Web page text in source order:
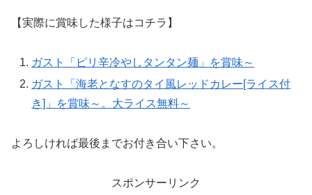
【実際に賞味した様子はコチラ】
ガスト「ピリ辛冷やしタンタン麺」を賞味～
ガスト「海老となすのタイ風レッドカレー[ライス付
き]」を賞味～。大ライス無料～
よろしければ最後までお付き合い下さい。
スポンサーリンク